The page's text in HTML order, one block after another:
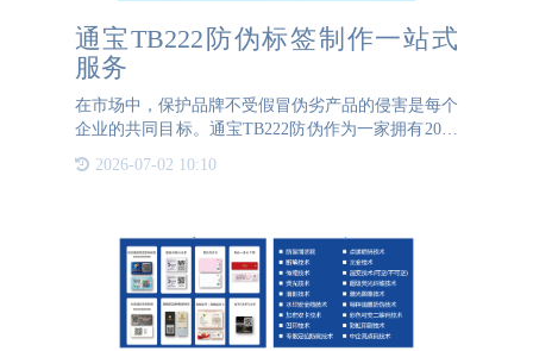
通宝TB222防伪标签制作一站式
服务
在市场中，保护品牌不受假冒伪劣产品的侵害是每个
企业的共同目标。通宝TB222防伪作为一家拥有20年
专业经验的防伪标签制作厂家，凭借其深厚的技术积
累和丰富的业务经验，成为了众多企业信赖的合作伙
2026-07-02 10:10